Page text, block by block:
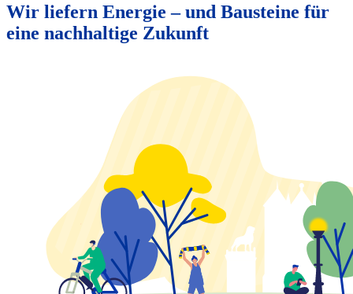
Wir liefern Energie – und Bausteine für
eine nach­haltige Zukunft